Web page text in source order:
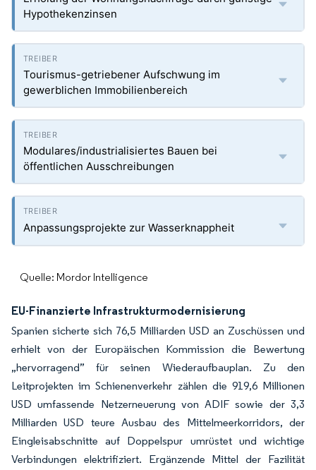
Hypothekenzinsen
Tourismus-getriebener Aufschwung im
gewerblichen Immobilienbereich
Modulares/industrialisiertes Bauen bei
öffentlichen Ausschreibungen
Anpassungsprojekte zur Wasserknappheit
Quelle: Mordor Intelligence
EU-Finanzierte Infrastrukturmodernisierung
Spanien sicherte sich 76,5 Milliarden USD an Zuschüssen und
erhielt von der Europäischen Kommission die Bewertung
„hervorragend” für seinen Wiederaufbauplan. Zu den
Leitprojekten im Schienenverkehr zählen die 919,6 Millionen
USD umfassende Netzerneuerung von ADIF sowie der 3,3
Milliarden USD teure Ausbau des Mittelmeerkorridors, der
Eingleisabschnitte auf Doppelspur umrüstet und wichtige
Verbindungen elektrifiziert. Ergänzende Mittel der Fazilität